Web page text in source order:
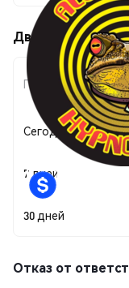
Движения цены
Период
Сегодня
7 дней
30 дней
Отказ от